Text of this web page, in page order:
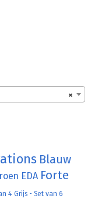
×
Blauw
EDA Forte
4 Grijs - Set van 6